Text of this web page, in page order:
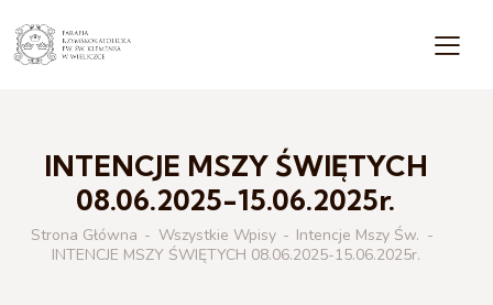
INTENCJE MSZY ŚWIĘTYCH
08.06.2025-15.06.2025r.
Strona Główna Wszystkie Wpisy
Intencje Mszy Św.
INTENCJE MSZY ŚWIĘTYCH 08.06.2025-15.06.2025r.